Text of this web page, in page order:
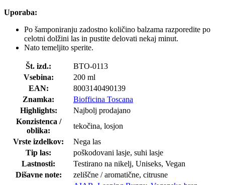
Uporaba:
Po šamponiranju zadostno količino balzama razporedite po
celotni dolžini las in pustite delovati nekaj minut.
Nato temeljito sperite.
Št. izd.:
BTO-0113
Vsebina:
200 ml
EAN:
8003140490139
Znamka:
Biofficina Toscana
Highlights:
Najbolj prodajano
Konzistenca /
oblika:
tekočina, losjon
Vrste izdelkov:
Nega las
Tip las:
poškodovani lasje, suhi lasje
Lastnosti:
Testirano na nikelj, Uniseks, Vegan
Dišavne note:
zeliščne / aromatične, citrusne